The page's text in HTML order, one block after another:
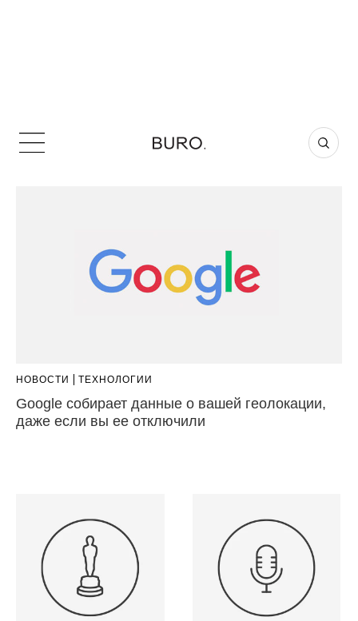
НОВОСТИ ТЕХНОЛОГИИ
Google собирает данные о вашей геолокации,
даже если вы ее отключили